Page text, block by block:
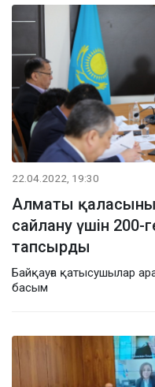
22.04.2022, 19:30
Алматы
сайлану үшін
тапсырды
Байқауға қатысушылар
басым